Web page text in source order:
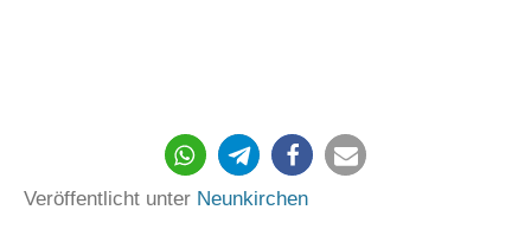
Veröffentlicht unter Neunkirchen